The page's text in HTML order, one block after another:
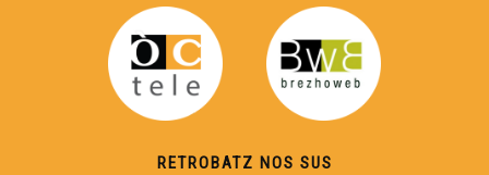
RETROBATZ NOS SUS